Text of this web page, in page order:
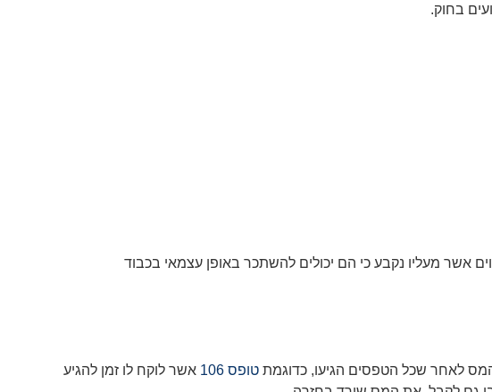
לאחר שכל הטפסים הגיעו, כדוגמת טופס 106
אשר לוקח לו זמן להגיע